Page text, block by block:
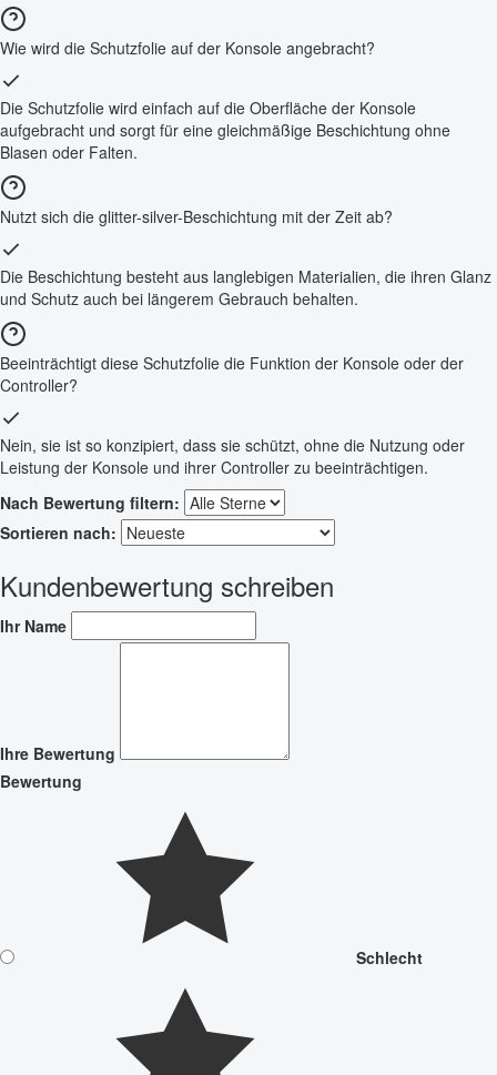
Wie wird die Schutzfolie auf der Konsole angebracht?
Die Schutzfolie wird einfach auf die Oberfläche der Konsole
aufgebracht und sorgt für eine gleichmäßige Beschichtung ohne
Blasen oder Falten.
Nutzt sich die glitter-silver-Beschichtung mit der Zeit ab?
Die Beschichtung besteht aus langlebigen Materialien, die ihren Glanz
und Schutz auch bei längerem Gebrauch behalten.
Beeinträchtigt diese Schutzfolie die Funktion der Konsole oder der
Controller?
Nein, sie ist so konzipiert, dass sie schützt, ohne die Nutzung oder
Leistung der Konsole und ihrer Controller zu beeinträchtigen.
Nach Bewertung filtern:
Sortieren nach:
Kundenbewertung schreiben
Ihr Name
Ihre Bewertung
Bewertung
Schlecht